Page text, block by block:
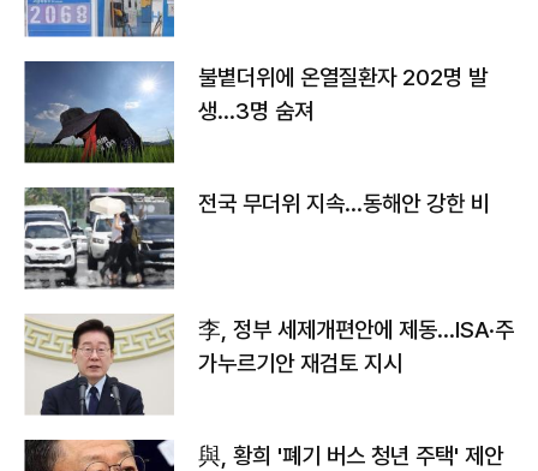
불볕더위에 온열질환자 202명 발
생…3명 숨져
전국 무더위 지속…동해안 강한 비
李, 정부 세제개편안에 제동…ISA·주
가누르기안 재검토 지시
與, 황희 '폐기 버스 청년 주택' 제안